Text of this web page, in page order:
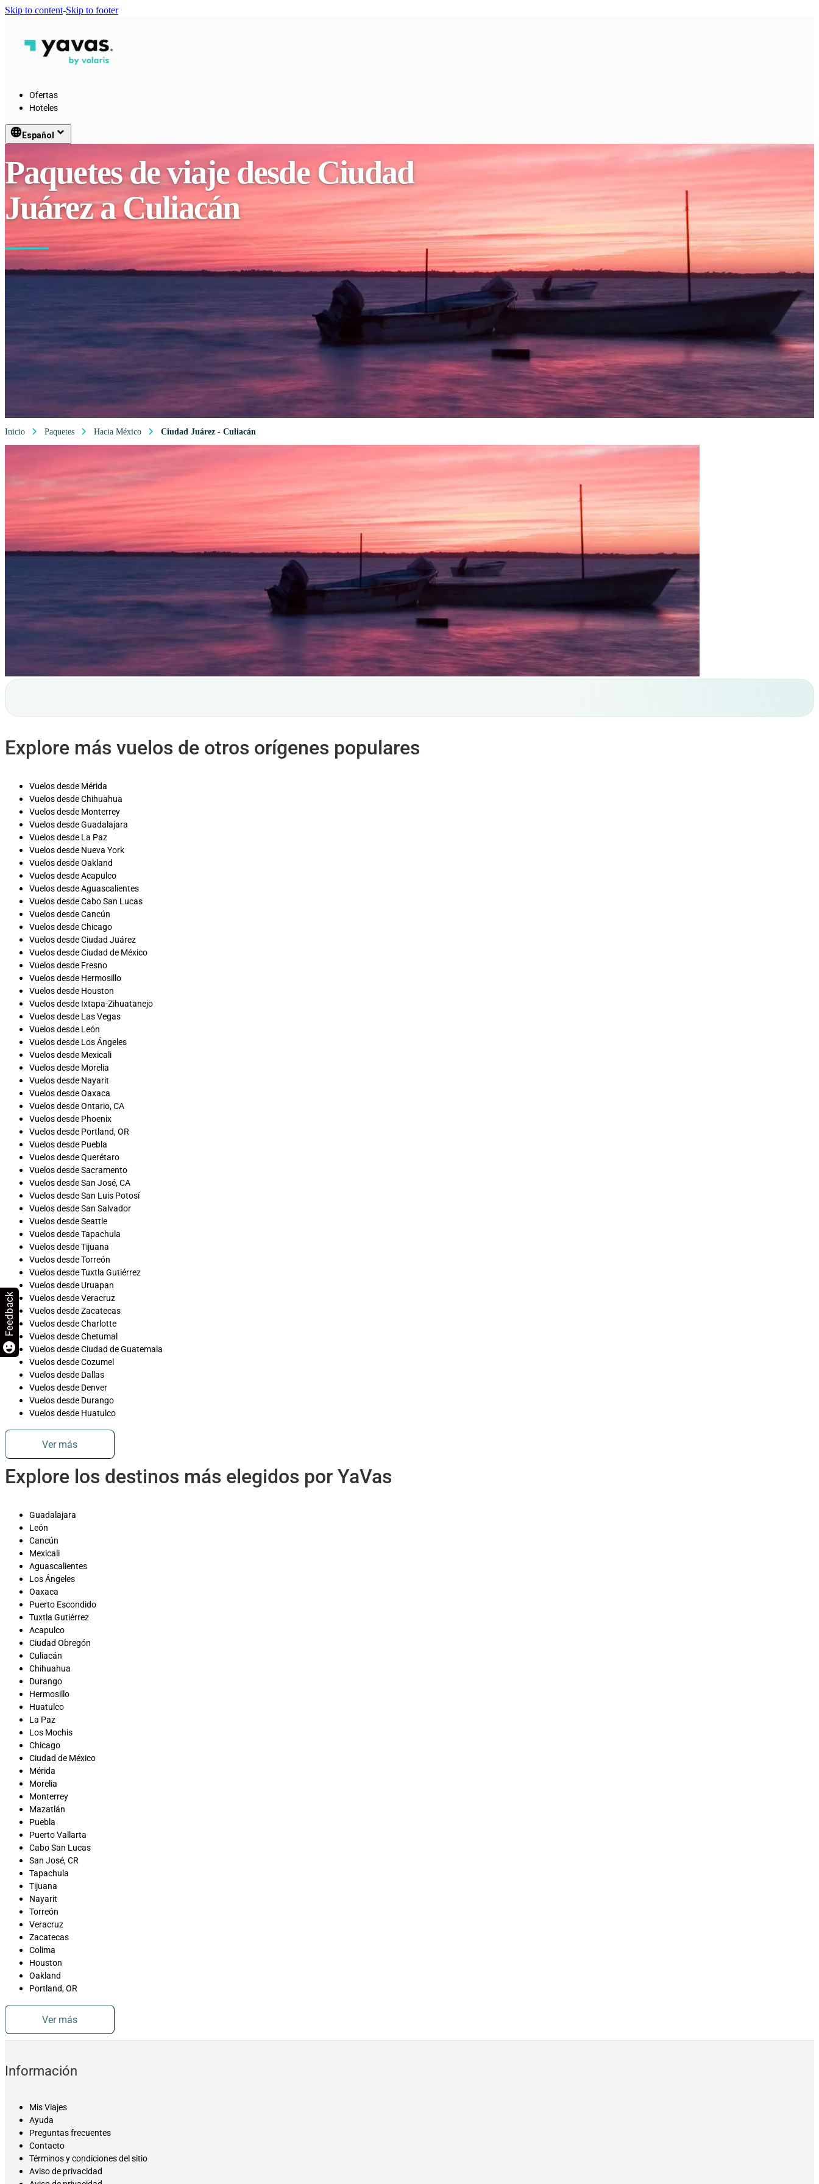
Skip to content-Skip to footer
Ofertas
Hoteles
languageEspañol keyboard_arrow_down
Paquetes de viaje desde Ciudad
Juárez a Culiacán
Inicio Paquetes Hacia México Ciudad Juárez - Culiacán
Explore más vuelos de otros orígenes populares
Vuelos desde Mérida
Vuelos desde Chihuahua
Vuelos desde Monterrey
Vuelos desde Guadalajara
Vuelos desde La Paz
Vuelos desde Nueva York
Vuelos desde Oakland
Vuelos desde Acapulco
Vuelos desde Aguascalientes
Vuelos desde Cabo San Lucas
Vuelos desde Cancún
Vuelos desde Chicago
Vuelos desde Ciudad Juárez
Vuelos desde Ciudad de México
Vuelos desde Fresno
Vuelos desde Hermosillo
Vuelos desde Houston
Vuelos desde Ixtapa-Zihuatanejo
Vuelos desde Las Vegas
Vuelos desde León
Vuelos desde Los Ángeles
Vuelos desde Mexicali
Vuelos desde Morelia
Vuelos desde Nayarit
Vuelos desde Oaxaca
Vuelos desde Ontario, CA
Vuelos desde Phoenix
Vuelos desde Portland, OR
Vuelos desde Puebla
Vuelos desde Querétaro
Vuelos desde Sacramento
Vuelos desde San José, CA
Vuelos desde San Luis Potosí
Vuelos desde San Salvador
Vuelos desde Seattle
Vuelos desde Tapachula
Vuelos desde Tijuana
Vuelos desde Torreón
Vuelos desde Tuxtla Gutiérrez
Vuelos desde Uruapan
Vuelos desde Veracruz
Vuelos desde Zacatecas
Vuelos desde Charlotte
Vuelos desde Chetumal
Vuelos desde Ciudad de Guatemala
Vuelos desde Cozumel
Vuelos desde Dallas
Vuelos desde Denver
Vuelos desde Durango
Vuelos desde Huatulco
Ver más
Explore los destinos más elegidos por YaVas
Guadalajara
León
Cancún
Mexicali
Aguascalientes
Los Ángeles
Oaxaca
Puerto Escondido
Tuxtla Gutiérrez
Acapulco
Ciudad Obregón
Culiacán
Chihuahua
Durango
Hermosillo
Huatulco
La Paz
Los Mochis
Chicago
Ciudad de México
Mérida
Morelia
Monterrey
Mazatlán
Puebla
Puerto Vallarta
Cabo San Lucas
San José, CR
Tapachula
Tijuana
Nayarit
Torreón
Veracruz
Zacatecas
Colima
Houston
Oakland
Portland, OR
Ver más
Información
Mis Viajes
Ayuda
Preguntas frecuentes
Contacto
Términos y condiciones del sitio
Aviso de privacidad
Feedback